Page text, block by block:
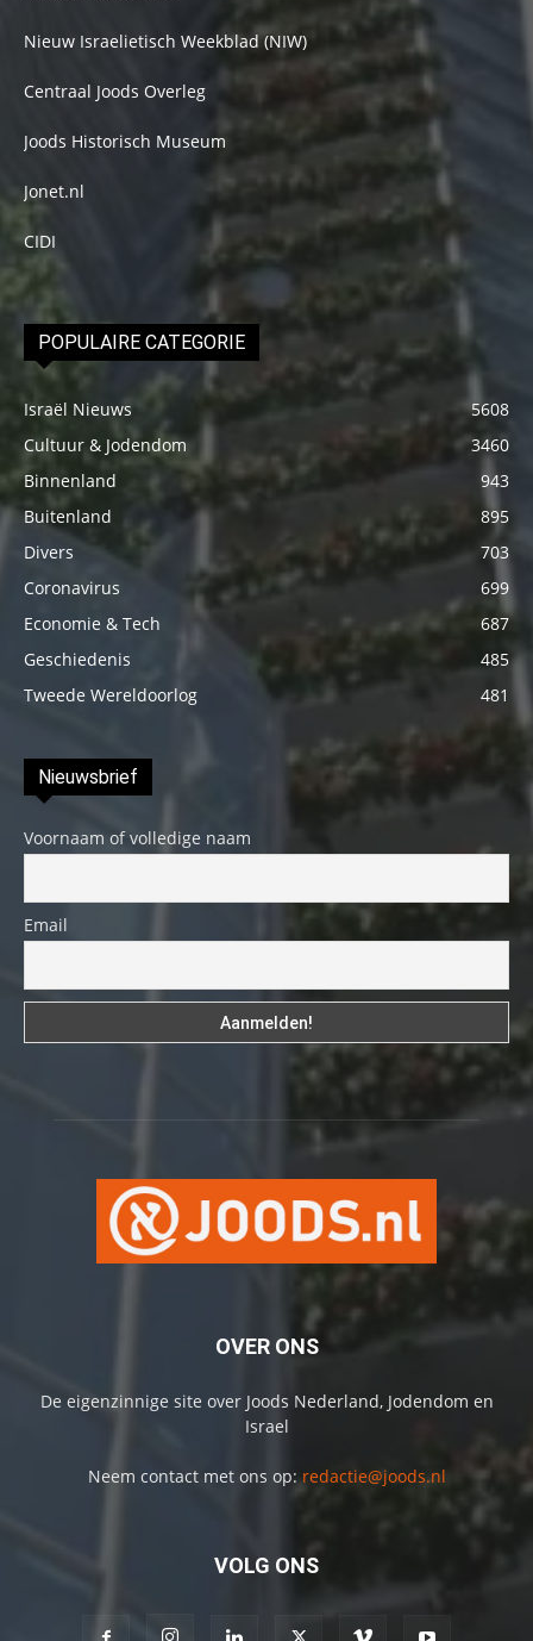
Nieuw Israelietisch Weekblad (NIW)
Centraal Joods Overleg
Joods Historisch Museum
Jonet.nl
CIDI
POPULAIRE CATEGORIE
Israël Nieuws
5608
Cultuur & Jodendom
3460
Binnenland
943
Buitenland
895
Divers
703
Coronavirus
699
Economie & Tech
687
Geschiedenis
485
Tweede Wereldoorlog
481
Nieuwsbrief
Voornaam of volledige naam
Email
OVER ONS
De eigenzinnige site over Joods Nederland, Jodendom en
Israel
Neem contact met ons op: redactie@joods.nl
VOLG ONS